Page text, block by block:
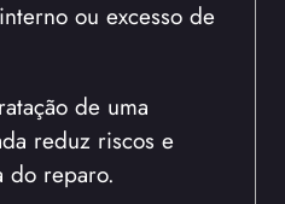
ou excesso de
de uma
reduz riscos e
do reparo.